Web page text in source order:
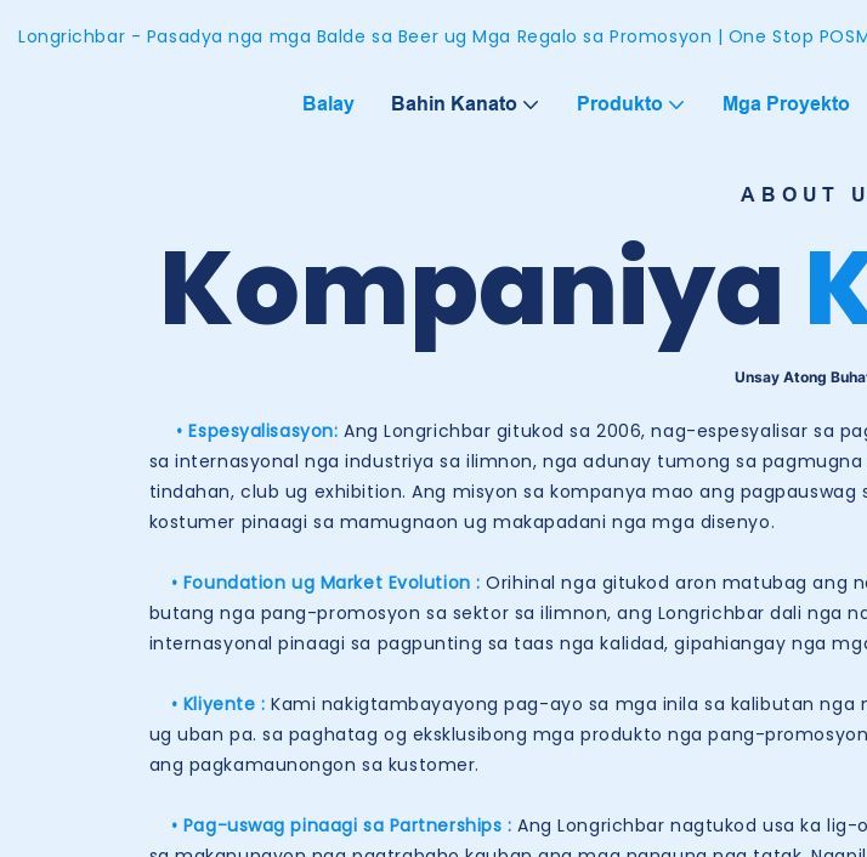
Longrichbar - Pasadya nga mga Balde sa Beer ug Mga Regalo sa Promosyon | One Stop
Balay Bahin Kanato Produkto Mga Proyekto
ABOUT
Kompaniya
Unsay Atong
• Espesyalisasyon: Ang Longrichbar gitukod sa 2006, nag-espesyalisar sa
sa internasyonal nga industriya sa ilimnon, nga adunay tumong sa
tindahan, club ug exhibition. Ang misyon sa kompanya mao ang
kostumer pinaagi sa mamugnaon ug makapadani nga mga disenyo.
• Foundation ug Market Evolution:Orihinal nga gitukod aron matubag ang
butang nga pang-promosyon sa sektor sa ilimnon, ang Longrichbar dali nga
internasyonal pinaagi sa pagpunting sa taas nga kalidad, gipahiangay nga
• Kliyente : Kami nakigtambayayong pag-ayo sa mga inila sa kalibutan nga
ug uban pa. sa paghatag og eksklusibong mga produkto nga pang-
ang pagkamaunongon sa kustomer.
• Pag-uswag pinaagi sa Partnerships : Ang Longrichbar nagtukod usa ka